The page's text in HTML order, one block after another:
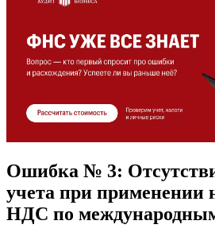
Ошибка № 3:
учета при применении
НДС по